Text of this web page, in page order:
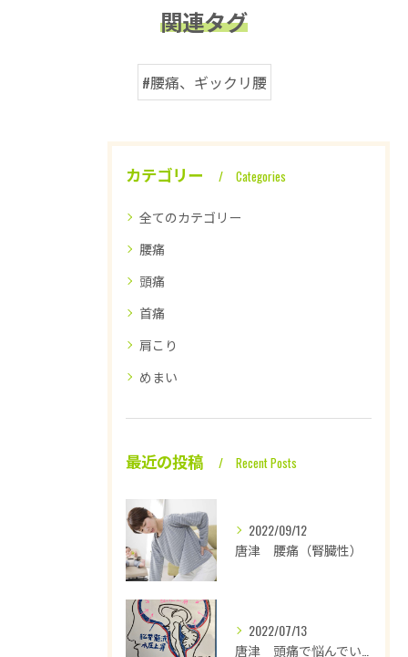
関連タグ
#腰痛、ギックリ腰
カテゴリー Categories
全てのカテゴリー
腰痛
頭痛
首痛
肩こり
めまい
最近の投稿 Recent Posts
2022/09/12
唐津 腰痛（腎臓性）
2022/07/13